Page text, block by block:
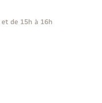
de 15h à 16h